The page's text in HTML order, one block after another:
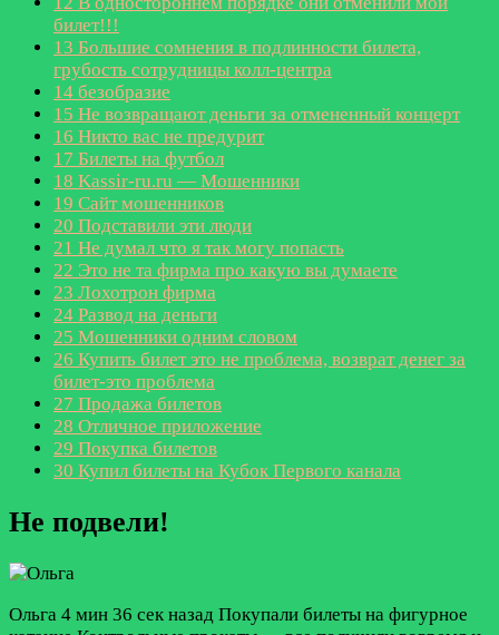
билет!!!
13 Большие сомнения в подлинности билета,
грубость сотрудницы колл-центра
14 безобразие
15 Не возвращают деньги за отмененный концерт
16 Никто вас не предурит
17 Билеты на футбол
18 Kassir-ru.ru — Мошенники
19 Сайт мошенников
20 Подставили эти люди
21 Не думал что я так могу попасть
22 Это не та фирма про какую вы думаете
23 Лохотрон фирма
24 Развод на деньги
25 Мошенники одним словом
26 Купить билет это не проблема, возврат денег за
билет-это проблема
27 Продажа билетов
28 Отличное приложение
29 Покупка билетов
30 Купил билеты на Кубок Первого канала
Не подвели!
Ольга 4 мин 36 сек назад Покупали билеты на фигурное